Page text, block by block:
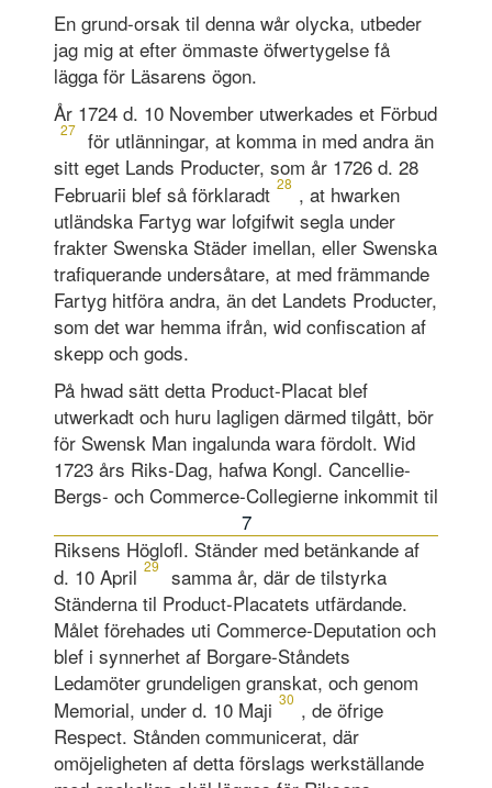
En grund-orsak til denna wår olycka, utbeder
jag mig at efter ömmaste öfwertygelse få
lägga för Läsarens ögon.
År 1724 d. 10 November utwerkades et Förbud
27
för utlänningar, at komma in med andra än
sitt eget Lands Producter, som år 1726 d. 28
Feb­ruarii blef så förklaradt 28 , at hwarken
utländska Fartyg war lofgifwit segla under
frakter Swenska Städer imellan, eller Swenska
trafiquerande undersåtare, at med främmande
Fartyg hitföra andra, än det Landets Producter,
som det war hemma ifrån, wid confiscation af
skepp och gods.
På hwad sätt detta Product-Placat blef
utwerkadt och huru lagligen därmed tilgått, bör
för Swensk Man ingalunda wara fördolt. Wid
1723 års Riks-Dag, hafwa Kongl. Cancellie-
Bergs- och Commerce-Collegierne inkommit til
7
Riksens Höglofl. Ständer med betänkande af
d. 10 April 29
samma år, där de tilstyrka
Ständerna til Product-Placatets utfärdande.
Målet förehades uti Commerce-Deputation och
blef i synnerhet af Borgare-Ståndets
Ledamöter grundeligen granskat, och genom
Memorial, under d. 10 Maji 30 , de öfrige
Respect. Stånden communicerat, där
omöjeligheten af detta förslags werkställande